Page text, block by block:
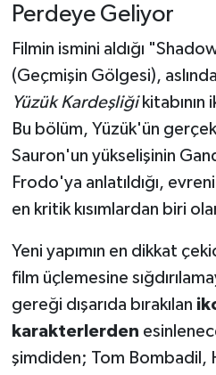
Perdeye Geliyor
Filmin ismini aldığı
(Geçmişin Gölgesi),
Yüzük Kardeşliğikitabının
Bu bölüm, Yüzük'ün gerçek
Sauron'un yükselişinin
Frodo'ya anlatıldığı,
en kritik kısımlardan biri
Yeni yapımın en dikkat
film üçlemesine
gereği dışarıda bırakılan
karakterlerden
şimdiden; Tom Bombadil,